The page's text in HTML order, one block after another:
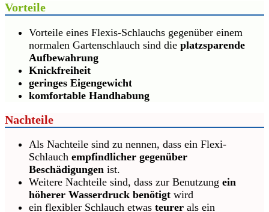
Vorteile
Vorteile eines Flexis-Schlauchs gegenüber einem
normalen Gartenschlauch sind die platzsparende
Aufbewahrung
Knickfreiheit
geringes Eigengewicht
komfortable Handhabung
Nachteile
Als Nachteile sind zu nennen, dass ein Flexi-
Schlauch empfindlicher gegenüber
Beschädigungen ist.
Weitere Nachteile sind, dass zur Benutzung ein
höherer Wasserdruck benötigt wird
ein flexibler Schlauch etwas teurer als ein